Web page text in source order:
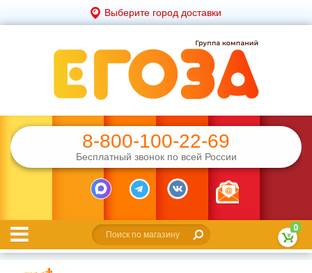
Выберите город доставки
8-800-100-22-69
Бесплатный звонок по всей России
0